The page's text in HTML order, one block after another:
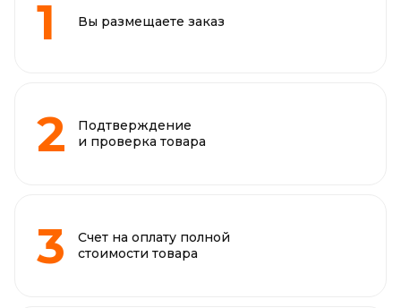
Вы размещаете заказ
Подтверждение
и проверка товара
Счет на оплату полной
стоимости товара